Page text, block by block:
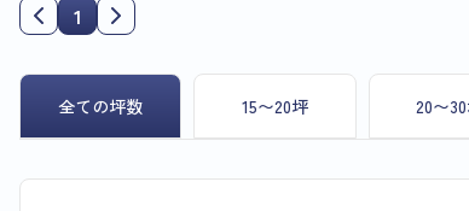
1
全ての坪数 15〜20坪 20〜